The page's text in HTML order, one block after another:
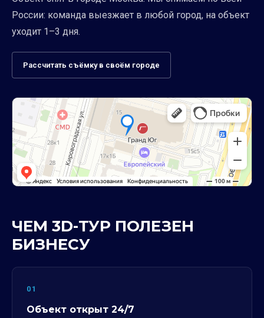
России: команда выезжает в любой город, на объект
уходит 1–3 дня.
Рассчитать съёмку в своём городе
ЧЕМ 3D-ТУР ПОЛЕЗЕН
БИЗНЕСУ
01
Объект открыт 24/7